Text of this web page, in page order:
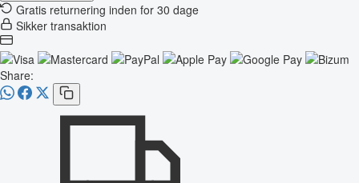
Gratis returnering inden for 30 dage
Sikker transaktion
Share: